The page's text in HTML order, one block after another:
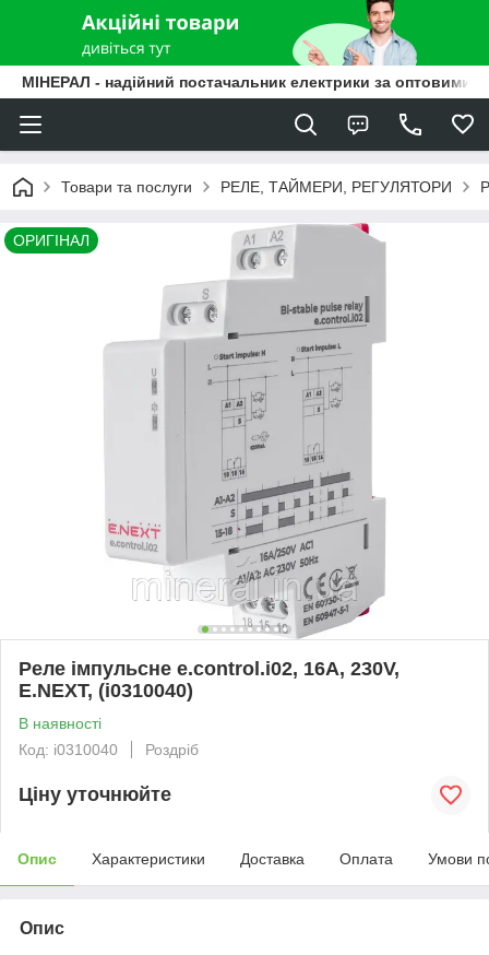
МІНЕРАЛ - надійний постачальник електрики за оптовими
Товари та послуги РЕЛЕ, ТАЙМЕРИ, РЕГУЛЯТОРИ
ОРИГІНАЛ
Реле імпульсне e.control.i02, 16A, 230V,
E.NEXT, (i0310040)
В наявності
Код: i0310040
Роздріб
Ціну уточнюйте
Опис Характеристики Доставка Оплата Умови
Опис